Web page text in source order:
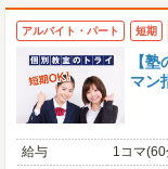
アルバイト・パート 短期
【
マン
給与
1コマ